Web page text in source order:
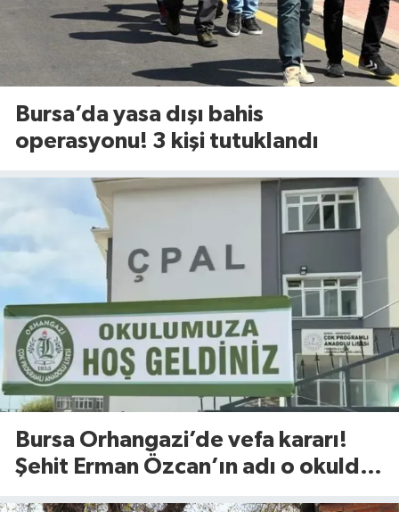
Bursa’da yasa dışı bahis
operasyonu! 3 kişi tutuklandı
Bursa Orhangazi’de vefa kararı!
Şehit Erman Özcan’ın adı o okulda